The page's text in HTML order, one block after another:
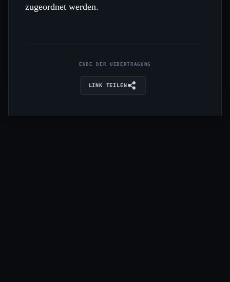
zugeordnet werden.
ENDE DER UEBERTRAGUNG
LINK TEILEN